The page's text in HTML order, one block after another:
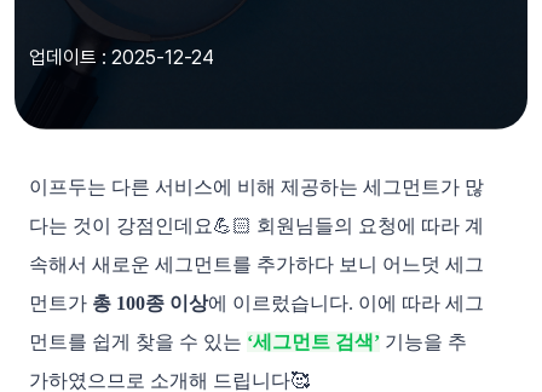
업데이트 : 2025-12-24
이프두는 다른 서비스에 비해 제공하는 세그먼트가 많
다는 것이 강점인데요💪🏻 회원님들의 요청에 따라 계
속해서 새로운 세그먼트를 추가하다 보니 어느덧 세그
먼트가 총 100종 이상에 이르렀습니다. 이에 따라 세그
먼트를 쉽게 찾을 수 있는 ‘세그먼트 검색’ 기능을 추
가하였으므로 소개해 드립니다🥰